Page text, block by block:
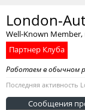
London-
Well-Known Member,
Партнер Клуба
Работаем в обычном
Последняя активность
Сообщения